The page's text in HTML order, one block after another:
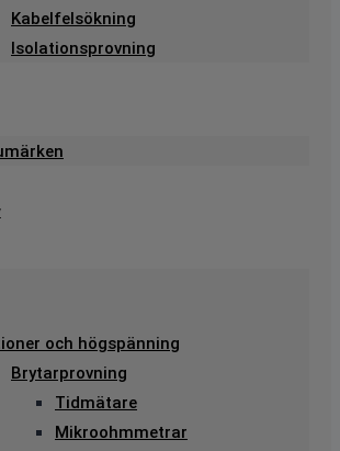
Kabelfelsökning
Isolationsprovning
och högspänning
Brytarprovning
Tidmätare
Mikroohmmetrar